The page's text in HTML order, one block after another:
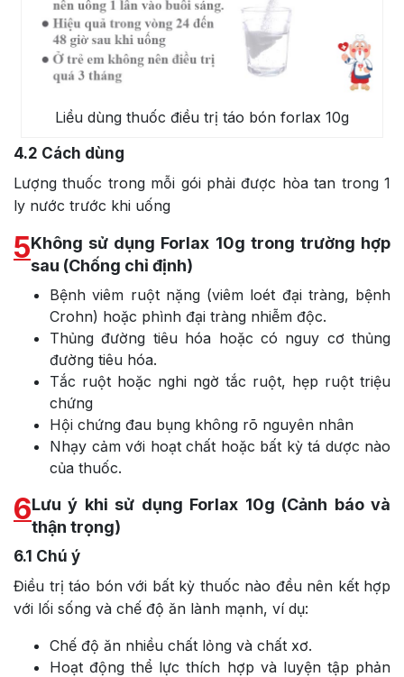
Liều dùng thuốc điều trị táo bón forlax 10g
4.2 Cách dùng
Lượng thuốc trong mỗi gói phải được hòa tan trong 1
ly nước trước khi uống
5Không sử dụng Forlax 10g trong trường hợp
sau (Chống chỉ định)
Bệnh viêm ruột nặng (viêm loét đại tràng, bệnh
Crohn) hoặc phình đại tràng nhiễm độc.
Thủng đường tiêu hóa hoặc có nguy cơ thủng
đường tiêu hóa.
Tắc ruột hoặc nghi ngờ tắc ruột, hẹp ruột triệu
chứng
Hội chứng đau bụng không rõ nguyên nhân
Nhạy cảm với hoạt chất hoặc bất kỳ tá dược nào
của thuốc.
6Lưu ý khi sử dụng Forlax 10g (Cảnh báo và
thận trọng)
6.1 Chú ý
Điều trị táo bón với bất kỳ thuốc nào đều nên kết hợp
với lối sống và chế độ ăn lành mạnh, ví dụ:
Chế độ ăn nhiều chất lỏng và chất xơ.
Hoạt động thể lực thích hợp và luyện tập phản